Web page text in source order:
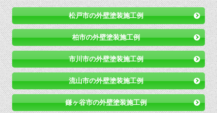
松戸市の外壁塗装施工例
柏市の外壁塗装施工例
市川市の外壁塗装施工例
流山市の外壁塗装施工例
鎌ヶ谷市の外壁塗装施工例